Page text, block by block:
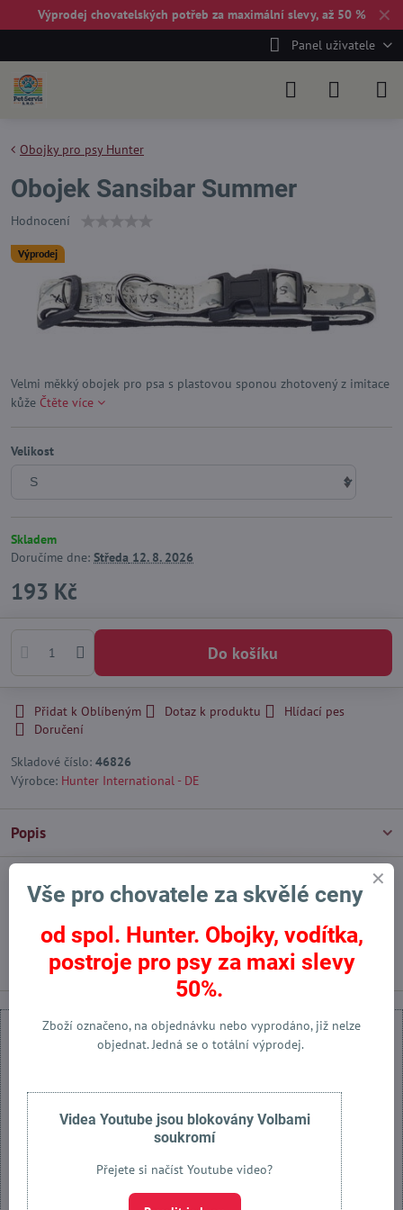
✕
Výprodej chovatelských potřeb za maximální slevy, až 50 %
Panel uživatele
Výprodej
Obojky pro psy Hunter
Obojek Sansibar Summer
Hodnocení
Velmi měkký obojek pro psa s plastovou sponou zhotovený z imitace
kůže Čtěte více
Velikost
Skladem
Doručíme dne: Středa 12. 8. 2026
193 Kč
Do košíku
Přidat k Oblíbeným Dotaz k produktu
Hlídací pes
Doručení
Skladové číslo: 46826
Výrobce: Hunter International - DE
Popis
FacebookTwitterBlueskyPinterestReddit LinkedInWhatsApp
E-
mail
Předchozí produkt Následující produkt
Externí obsah je blokován Volbami soukromí
Přejete si načíst externí obsah?
Povolit jednou
Vše pro chovatele za skvělé ceny
od spol. Hunter. Obojky, vodítka,
postroje pro psy za maxi slevy
50%.
Zboží označeno, na objednávku nebo vyprodáno, již nelze
objednat. Jedná se o totální výprodej.
Videa Youtube jsou blokovány Volbami
soukromí
Přejete si načíst Youtube video?